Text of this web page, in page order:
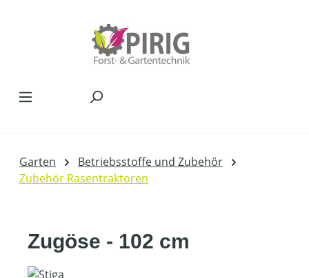
Garten
Betriebsstoffe und Zubehör
Zubehör Rasentraktoren
Zugöse - 102 cm